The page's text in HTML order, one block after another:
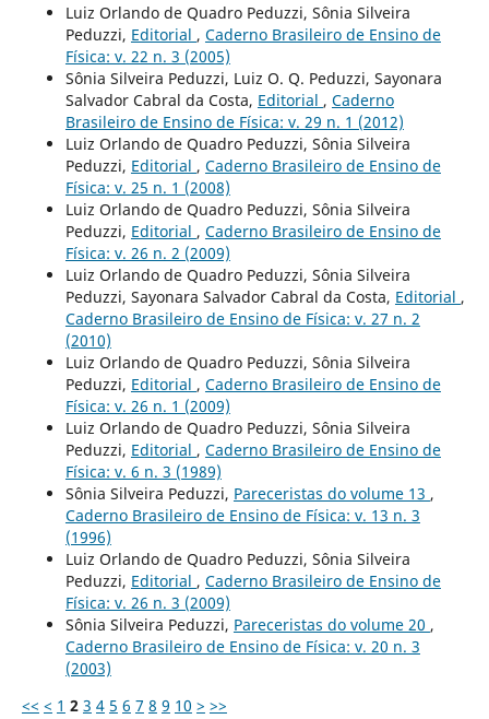
Luiz Orlando de Quadro Peduzzi, Sônia Silveira
Peduzzi, Editorial , Caderno Brasileiro de Ensino de
Física: v. 22 n. 3 (2005)
Sônia Silveira Peduzzi, Luiz O. Q. Peduzzi, Sayonara
Salvador Cabral da Costa, Editorial , Caderno
Brasileiro de Ensino de Física: v. 29 n. 1 (2012)
Luiz Orlando de Quadro Peduzzi, Sônia Silveira
Peduzzi, Editorial , Caderno Brasileiro de Ensino de
Física: v. 25 n. 1 (2008)
Luiz Orlando de Quadro Peduzzi, Sônia Silveira
Peduzzi, Editorial , Caderno Brasileiro de Ensino de
Física: v. 26 n. 2 (2009)
Luiz Orlando de Quadro Peduzzi, Sônia Silveira
Peduzzi, Sayonara Salvador Cabral da Costa, Editorial ,
Caderno Brasileiro de Ensino de Física: v. 27 n. 2
(2010)
Luiz Orlando de Quadro Peduzzi, Sônia Silveira
Peduzzi, Editorial , Caderno Brasileiro de Ensino de
Física: v. 26 n. 1 (2009)
Luiz Orlando de Quadro Peduzzi, Sônia Silveira
Peduzzi, Editorial , Caderno Brasileiro de Ensino de
Física: v. 6 n. 3 (1989)
Sônia Silveira Peduzzi, Pareceristas do volume 13 ,
Caderno Brasileiro de Ensino de Física: v. 13 n. 3
(1996)
Luiz Orlando de Quadro Peduzzi, Sônia Silveira
Peduzzi, Editorial , Caderno Brasileiro de Ensino de
Física: v. 26 n. 3 (2009)
Sônia Silveira Peduzzi, Pareceristas do volume 20 ,
Caderno Brasileiro de Ensino de Física: v. 20 n. 3
(2003)
<< < 1 2 3 4 5 6 7 8 9 10 > >>